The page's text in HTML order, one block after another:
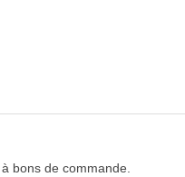
bons de commande.